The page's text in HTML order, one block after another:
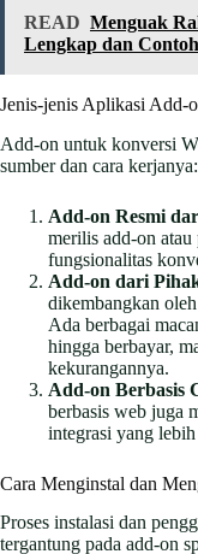
READ Menguak
Lengkap dan
Jenis-jenis Aplikasi Add-
Add-on untuk konversi
sumber dan cara kerjanya:
Add-on Resmi
merilis add-on
fungsionalitas
Add-on dari
dikembangkan
Ada berbagai
hingga berbayar,
kekurangannya.
Add-on Berbasis
berbasis web juga
integrasi yang
Cara Menginstal dan
Proses instalasi dan
tergantung pada add-on